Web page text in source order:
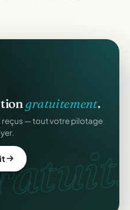
gratuitement.
reçus — tout votre pilotage